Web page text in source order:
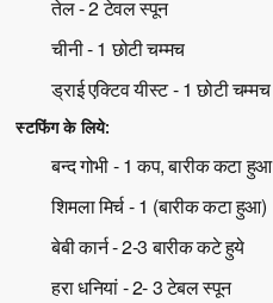
तेल - 2 टेवल स्पून
चीनी - 1 छोटी चम्मच
ड्राई एक्टिव यीस्ट - 1 छोटी चम्मच
स्टफिंग के लिये:
बन्द गोभी - 1 कप, बारीक कटा हुआ
शिमला मिर्च - 1 (बारीक कटा हुआ)
बेबी कार्न - 2-3 बारीक कटे हुये
हरा धनियां - 2- 3 टेबल स्पून